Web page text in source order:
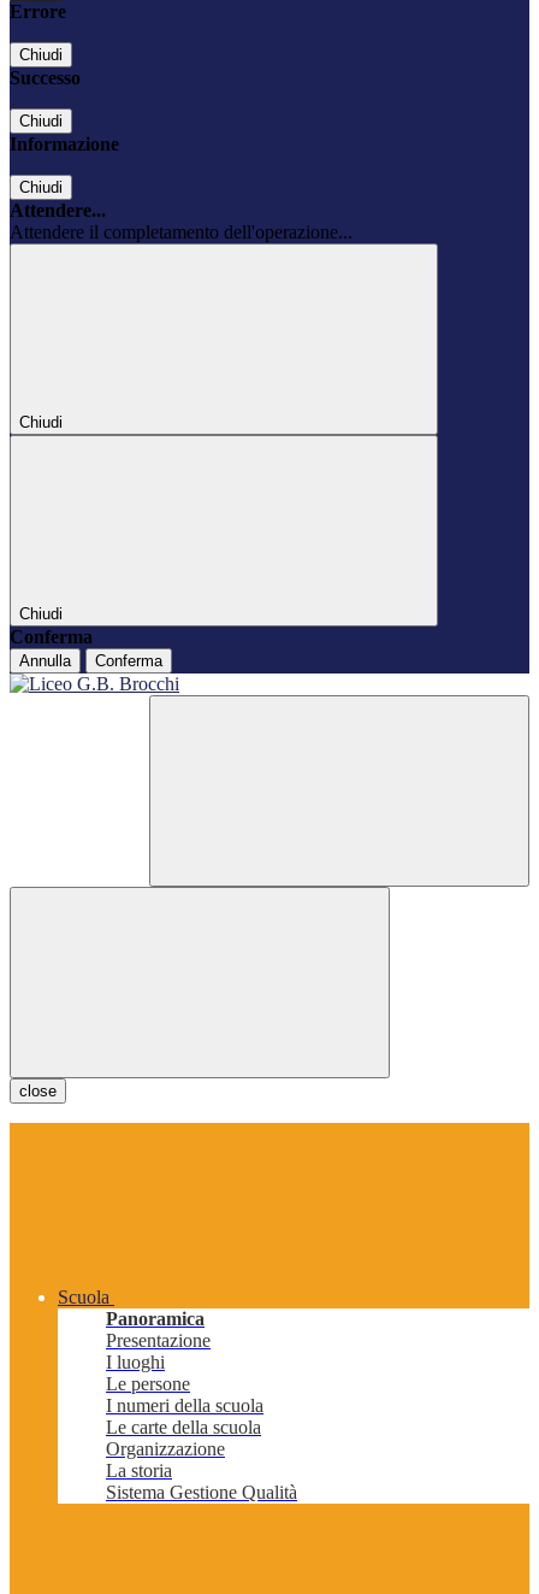
Errore
Chiudi
Successo
Chiudi
Informazione
Chiudi
Attendere...
Attendere il completamento dell'operazione...
Chiudi
Chiudi
Conferma
Annulla Conferma
close
Scuola
Panoramica
Presentazione
I luoghi
Le persone
I numeri della scuola
Le carte della scuola
Organizzazione
La storia
Sistema Gestione Qualità